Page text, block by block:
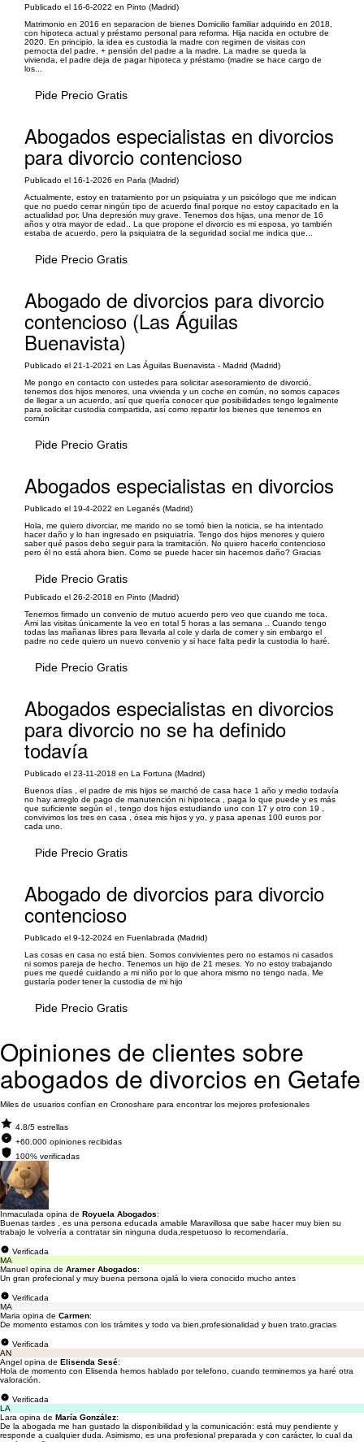
Publicado el 16-6-2022 en Pinto (Madrid)
Matrimonio en 2016 en separacion de bienes Domicilio familiar adquirido en 2018,
con hipoteca actual y préstamo personal para reforma. Hija nacida en octubre de
2020. En principio, la idea es custodia la madre con regimen de visitas con
pernocta del padre, + pensión del padre a la madre. La madre se queda la
vivienda, el padre deja de pagar hipoteca y préstamo (madre se hace cargo de
los...
Pide Precio Gratis
Abogados especialistas en divorcios
para divorcio contencioso
Publicado el 16-1-2026 en Parla (Madrid)
Actualmente, estoy en tratamiento por un psiquiatra y un psicólogo que me indican
que no puedo cerrar ningún tipo de acuerdo final porque no estoy capacitado en la
actualidad por. Una depresión muy grave. Tenemos dos hijas, una menor de 16
años y otra mayor de edad.. La que propone el divorcio es mi esposa, yo también
estaba de acuerdo, pero la psiquiatra de la seguridad social me indica que...
Pide Precio Gratis
Abogado de divorcios para divorcio
contencioso (Las Águilas
Buenavista)
Publicado el 21-1-2021 en Las Águilas Buenavista - Madrid (Madrid)
Me pongo en contacto con ustedes para solicitar asesoramiento de divorció,
tenemos dos hijos menores, una vivienda y un coche en común, no somos capaces
de llegar a un acuerdo, así que quería conocer que posibilidades tengo legalmente
para solicitar custodia compartida, así como repartir los bienes que tenemos en
común
Pide Precio Gratis
Abogados especialistas en divorcios
Publicado el 19-4-2022 en Leganés (Madrid)
Hola, me quiero divorciar, me marido no se tomó bien la noticia, se ha intentado
hacer daño y lo han ingresado en psiquiatría. Tengo dos hijos menores y quiero
saber qué pasos debo seguir para la tramitación. No quiero hacerlo contencioso
pero él no está ahora bien. Como se puede hacer sin hacernos daño? Gracias
Pide Precio Gratis
Publicado el 26-2-2018 en Pinto (Madrid)
Tenemos firmado un convenio de mutuo acuerdo pero veo que cuando me toca.
Ami las visitas únicamente la veo en total 5 horas a las semana .. Cuando tengo
todas las mañanas libres para llevarla al cole y darla de comer y sin embargo el
padre no cede quiero un nuevo convenio y si hace falta pedir la custodia lo haré.
Pide Precio Gratis
Abogados especialistas en divorcios
para divorcio no se ha definido
todavía
Publicado el 23-11-2018 en La Fortuna (Madrid)
Buenos días , el padre de mis hijos se marchó de casa hace 1 año y medio todavía
no hay arreglo de pago de manutención ni hipoteca , paga lo que puede y es más
que suficiente según el , tengo dos hijos estudiando uno con 17 y otro con 19 ,
convivimos los tres en casa , ósea mis hijos y yo, y pasa apenas 100 euros por
cada uno.
Pide Precio Gratis
Abogado de divorcios para divorcio
contencioso
Publicado el 9-12-2024 en Fuenlabrada (Madrid)
Las cosas en casa no está bien. Somos convivientes pero no estamos ni casados
ni somos pareja de hecho. Tenemos un hijo de 21 meses. Yo no estoy trabajando
pues me quedé cuidando a mi niño por lo que ahora mismo no tengo nada. Me
gustaría poder tener la custodia de mi hijo
Pide Precio Gratis
Opiniones de clientes sobre
abogados de divorcios en Getafe
Miles de usuarios confían en Cronoshare para encontrar los mejores profesionales
4.8/5 estrellas
+60.000 opiniones recibidas
100% verificadas
Inmaculada opina de Royuela Abogados:
Buenas tardes , es una persona educada amable Maravillosa que sabe hacer muy bien su
trabajo le volvería a contratar sin ninguna duda,respetuoso lo recomendaría.
Verificada
MA
Manuel opina de Aramer Abogados:
Un gran profecional y muy buena persona ojalá lo viera conocido mucho antes
Verificada
MA
Maria opina de Carmen:
De momento estamos con los trámites y todo va bien,profesionalidad y buen trato.gracias
Verificada
AN
Angel opina de Elisenda Sesé:
Hola de momento con Elisenda hemos hablado por telefono, cuando terminemos ya haré otra
valoración.
Verificada
LA
Lara opina de María González:
De la abogada me han gustado la disponibilidad y la comunicación: está muy pendiente y
responde a cualquier duda. Asimismo, es una profesional preparada y con carácter, lo cual da